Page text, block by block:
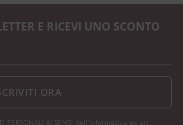
E RICEVI UNO SCONTO
PERSONALI AI SENSI dell'Informativa ex art.
ORA